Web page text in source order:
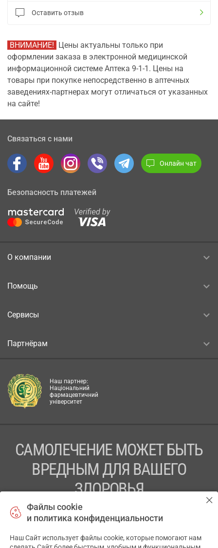
Оставить отзыв
ВНИМАНИЕ! Цены актуальны только при
оформлении заказа в электронной медицинской
информационной системе Аптека 9-1-1. Цены на
товары при покупке непосредственно в аптечных
заведениях-партнерах могут отличаться от указанных
на сайте!
Связаться с нами
Онлайн чат
Безопасность платежей
О компании
Помощь
Сервисы
Партнёрам
Наш партнер:
Національний
фармацевтичний
університет
САМОЛЕЧЕНИЕ МОЖЕТ БЫТЬ
ВРЕДНЫМ ДЛЯ ВАШЕГО
ЗДОРОВЬЯ
ПЕРЕД ПРИМЕНЕНИЕМ ПРЕПАРАТА
ПРОКОНСУЛЬТИРУЙТЕСЬ С ВРАЧОМ
ТОВ «АПТЕКА 911.ЮА» Код ЄДРПОУ 43631965.
Файлы cookie
и политика конфиденциальности
Наш Сайт использует файлы cookie, которые помогают нам
✕